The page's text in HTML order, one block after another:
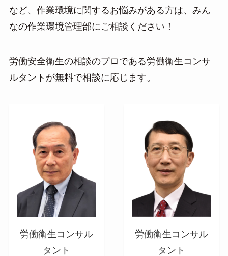
など、作業環境に関するお悩みがある方は、みん
なの作業環境管理部にご相談ください！
労働安全衛生の相談のプロである労働衛生コンサ
ルタントが無料で相談に応じます。
労働衛生コンサル
タント
労働衛生コンサル
タント